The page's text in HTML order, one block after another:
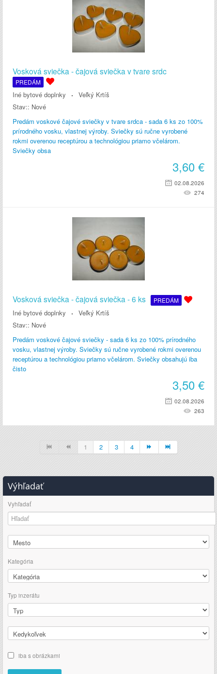
Vosková sviečka - čajová sviečka v tvare srdc
PREDÁM
Iné bytové doplnky
Veľký Krtíš
Stav:: Nové
Predám voskové čajové sviečky v tvare srdca - sada 6 ks zo 100%
prírodného vosku, vlastnej výroby. Sviečky sú ručne vyrobené
rokmi overenou receptúrou a technológiou priamo včelárom.
Sviečky obsa
3,60 €
02.08.2026
274
Vosková sviečka - čajová sviečka - 6 ks PREDÁM
Iné bytové doplnky
Veľký Krtíš
Stav:: Nové
Predám voskové čajové sviečky - sada 6 ks zo 100% prírodného
vosku, vlastnej výroby. Sviečky sú ručne vyrobené rokmi overenou
receptúrou a technológiou priamo včelárom. Sviečky obsahujú iba
čisto
3,50 €
02.08.2026
263
1 2 3 4
Výhľadať
Vyhľadať
Kategória
Typ inzerátu
iba s obrázkami